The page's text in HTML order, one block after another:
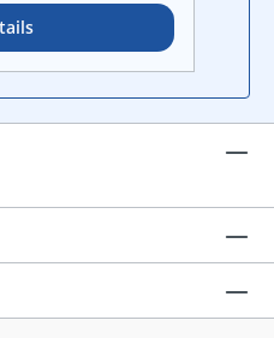
für alle
der Unterstufe.
durch
Inhalte
von digitalen
Videos,